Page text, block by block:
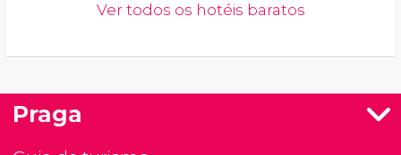
Ver todos os hotéis baratos
Praga